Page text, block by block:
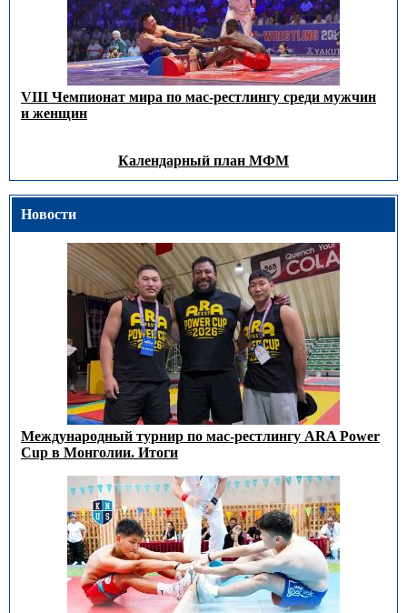
VIII Чемпионат мира по мас-рестлингу среди мужчин
и женщин
Календарный план МФМ
Новости
Международный турнир по мас-рестлингу ARA Power
Cup в Монголии. Итоги